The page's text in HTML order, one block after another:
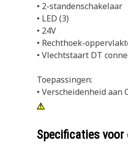
• 2-standenschakelaar
• LED (3)
• 24V
• Rechthoek-
• Vlechtstaart DT
Toepassingen:
• Verscheidenheid aan
Specificaties